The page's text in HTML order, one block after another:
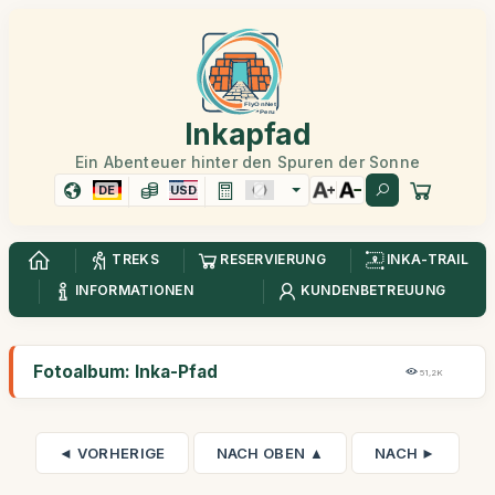
Inkapfad
Ein Abenteuer hinter den Spuren der Sonne
DE USD
TREKS RESERVIERUNG
INKA-TRAIL
INFORMATIONEN
KUNDENBETREUUNG
Fotoalbum: Inka-Pfad 51,2K
◄ VORHERIGE NACH OBEN ▲ NACH ►